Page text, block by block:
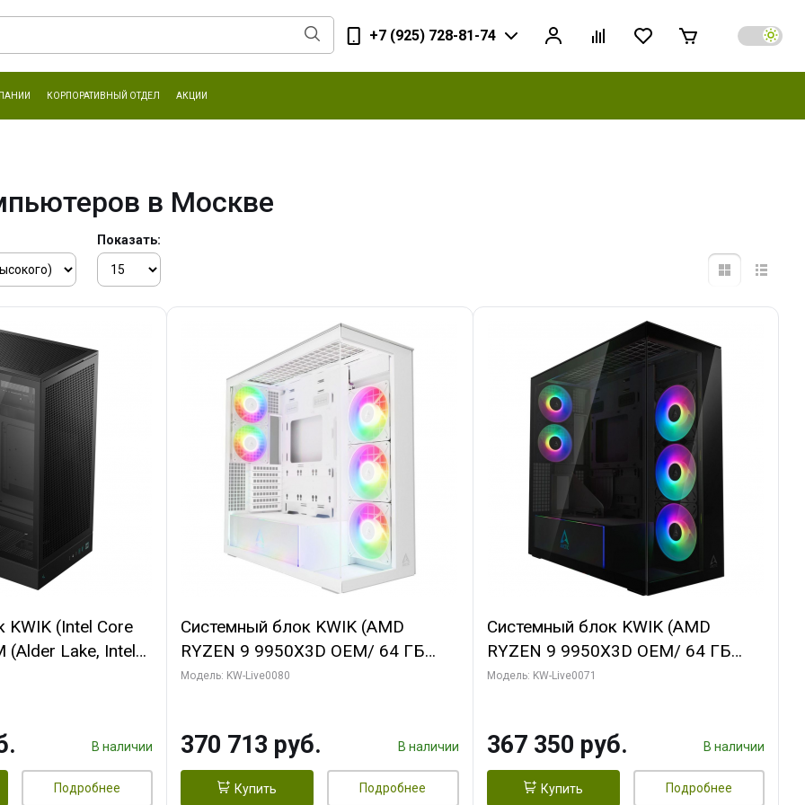
+7 (925) 728-81-74
КОРПОРАТИВНЫЙ ОТДЕЛ АКЦИИ
в Москве
Показать:
KWIK (Intel Core
(Alder Lake, Intel
64 ГБ ОЗУ/ Ninja
В наличии
Подробнее
Системный блок KWIK (AMD
RYZEN 9 9950X3D OEM/ 64 ГБ
ОЗУ/ Palit RTX5080 INFINITY 3 OC
Модель: KW-Live0080
370 713 руб. В наличии
Купить Подробнее
Системный блок KWIK (AMD
RYZEN 9 9950X3D OEM/ 64 ГБ
ОЗУ/ Palit RTX5080 GAMINGPRO
Модель: KW-Live0071
367 350 руб. В наличии
Купить Подробнее